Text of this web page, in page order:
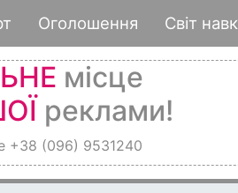
Оголошення Світ
місце
реклами!
+38 (096) 9531240